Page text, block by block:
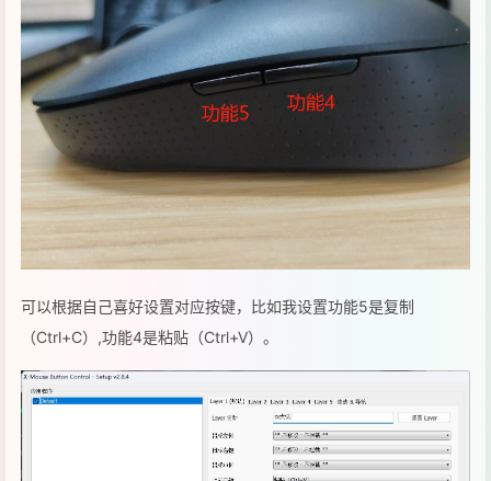
可以根据自己喜好设置对应按键，比如我设置功能5是复制
（Ctrl+C）,功能4是粘贴（Ctrl+V）。